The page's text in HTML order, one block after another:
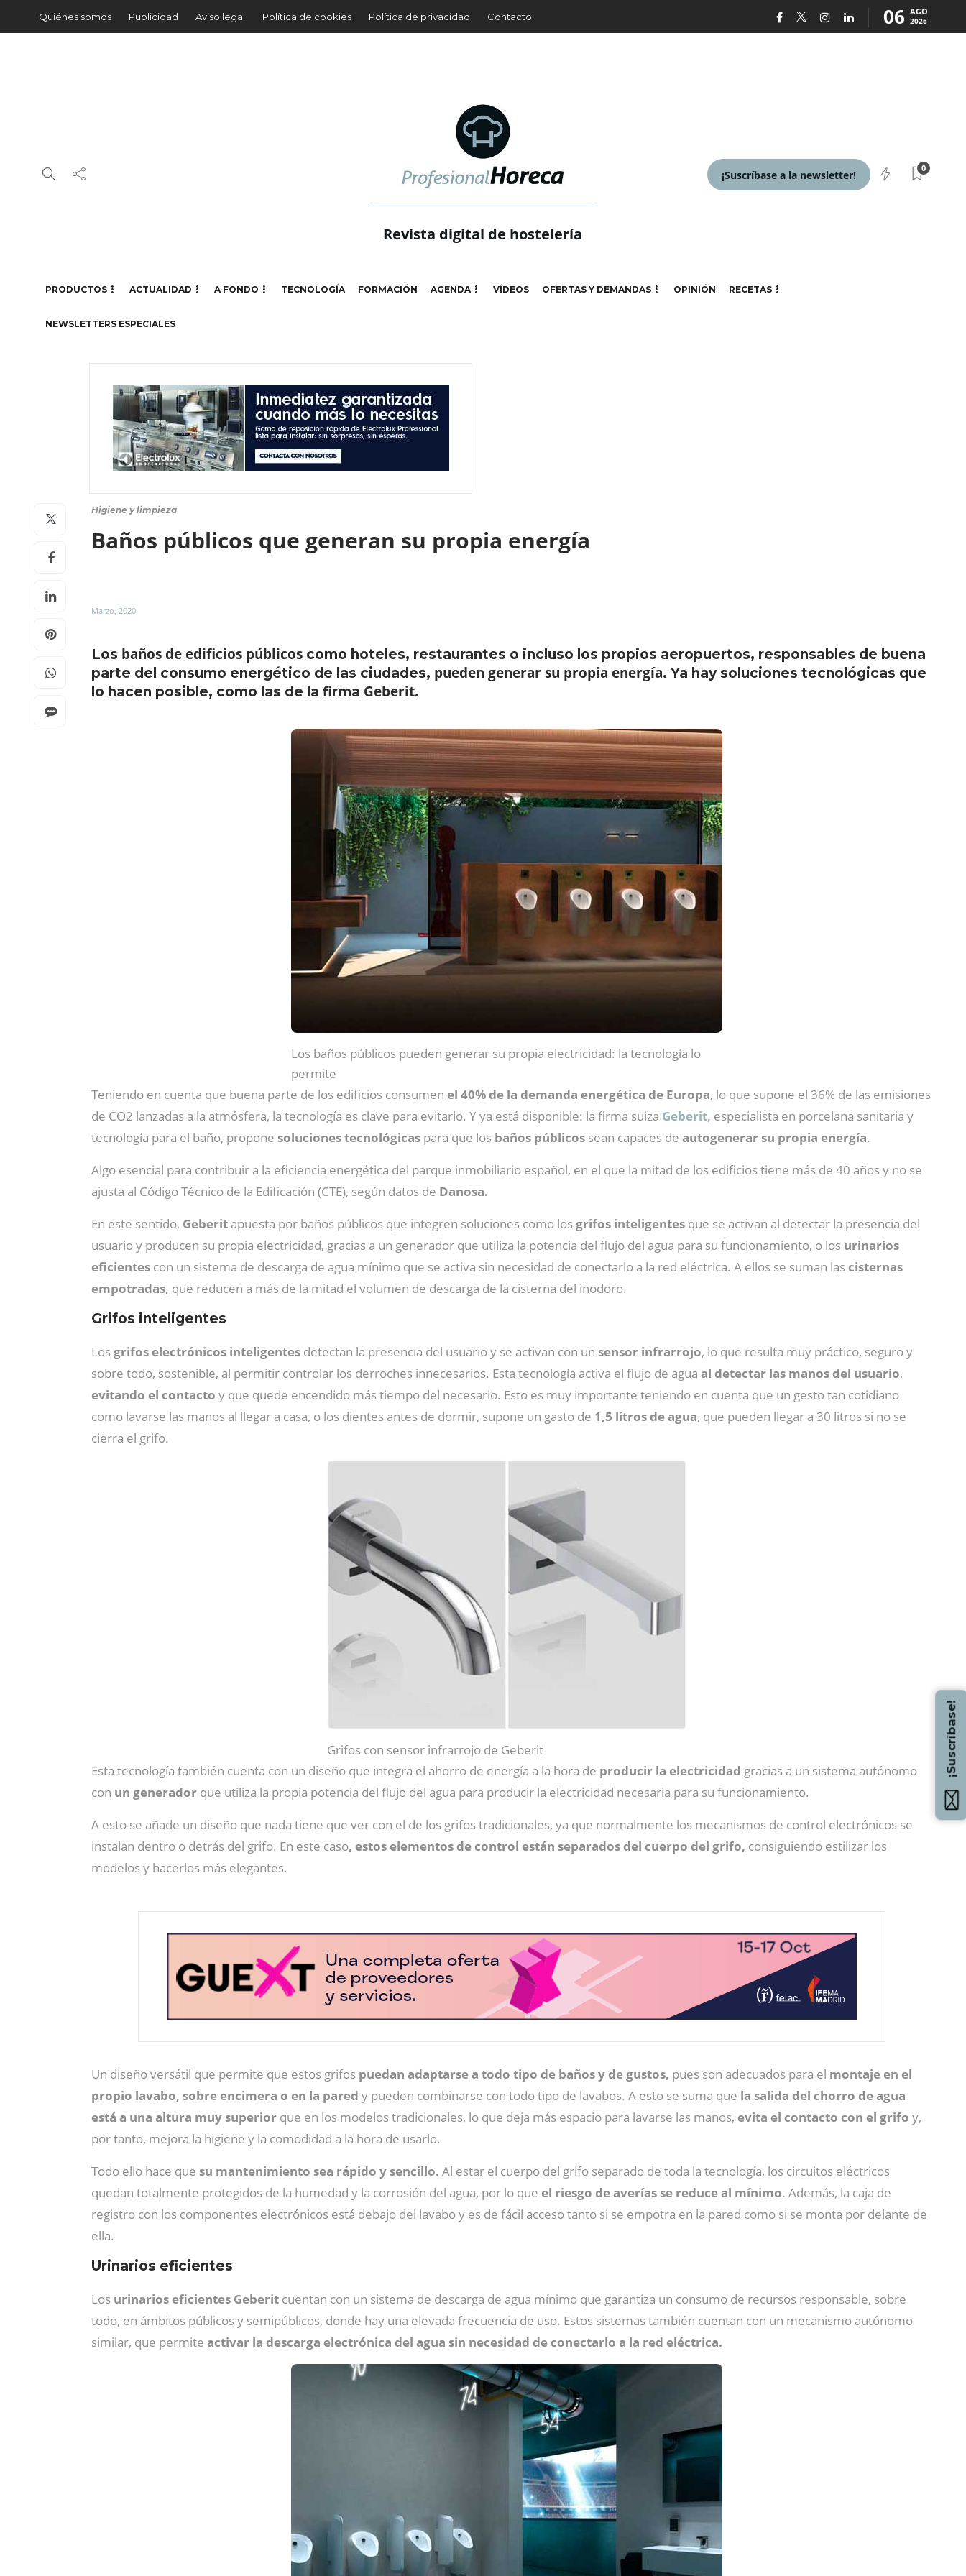
Quiénes somos Publicidad Aviso legal Política de cookies Política de privacidad Contacto 06 AGO
2026
Revista digital de hostelería
¡Suscríbase a la newsletter!
0
PRODUCTOS ACTUALIDAD A FONDO TECNOLOGÍA FORMACIÓN AGENDA VÍDEOS OFERTAS Y DEMANDAS OPINIÓN RECETAS
NEWSLETTERS ESPECIALES
Higiene y limpieza
Baños públicos que generan su propia energía
Marzo, 2020
Los baños de edificios públicos como hoteles, restaurantes o incluso los propios aeropuertos, responsables de buena
parte del consumo energético de las ciudades, pueden generar su propia energía. Ya hay soluciones tecnológicas que
lo hacen posible, como las de la firma Geberit.
Los baños públicos pueden generar su propia electricidad: la tecnología lo
permite
Teniendo en cuenta que buena parte de los edificios consumen el 40% de la demanda energética de Europa, lo que supone el 36% de las emisiones
de CO2 lanzadas a la atmósfera, la tecnología es clave para evitarlo. Y ya está disponible: la firma suiza Geberit, especialista en porcelana sanitaria y
tecnología para el baño, propone soluciones tecnológicas para que los baños públicos sean capaces de autogenerar su propia energía.
Algo esencial para contribuir a la eficiencia energética del parque inmobiliario español, en el que la mitad de los edificios tiene más de 40 años y no se
ajusta al Código Técnico de la Edificación (CTE), según datos de Danosa.
En este sentido, Geberit apuesta por baños públicos que integren soluciones como los grifos inteligentes que se activan al detectar la presencia del
usuario y producen su propia electricidad, gracias a un generador que utiliza la potencia del flujo del agua para su funcionamiento, o los urinarios
eficientes con un sistema de descarga de agua mínimo que se activa sin necesidad de conectarlo a la red eléctrica. A ellos se suman lascisternas
empotradas, que reducen a más de la mitad el volumen de descarga de la cisterna del inodoro.
Grifos inteligentes
Los grifos electrónicos inteligentes detectan la presencia del usuario y se activan con un sensor infrarrojo, lo que resulta muy práctico, seguro y
sobre todo, sostenible, al permitir controlar los derroches innecesarios. Esta tecnología activa el flujo de agua al detectar las manos del usuario,
evitando el contacto y que quede encendido más tiempo del necesario. Esto es muy importante teniendo en cuenta que un gesto tan cotidiano
como lavarse las manos al llegar a casa, o los dientes antes de dormir, supone un gasto de 1,5 litros de agua, que pueden llegar a 30 litros si no se
cierra el grifo.
Grifos con sensor infrarrojo de Geberit
Esta tecnología también cuenta con un diseño que integra el ahorro de energía a la hora de producir la electricidad gracias a un sistema autónomo
con un generador que utiliza la propia potencia del flujo del agua para producir la electricidad necesaria para su funcionamiento.
A esto se añade un diseño que nada tiene que ver con el de los grifos tradicionales, ya que normalmente los mecanismos de control electrónicos se
instalan dentro o detrás del grifo. En este caso, estos elementos de control están separados del cuerpo del grifo, consiguiendo estilizar los
modelos y hacerlos más elegantes.
Un diseño versátil que permite que estos grifos puedan adaptarse a todo tipo de baños y de gustos, pues son adecuados para el montaje en el
propio lavabo, sobre encimera o en la pared y pueden combinarse con todo tipo de lavabos. A esto se suma que la salida del chorro de agua
está a una altura muy superior que en los modelos tradicionales, lo que deja más espacio para lavarse las manos, evita el contacto con el grifo y,
por tanto, mejora la higiene y la comodidad a la hora de usarlo.
Todo ello hace que su mantenimiento sea rápido y sencillo. Al estar el cuerpo del grifo separado de toda la tecnología, los circuitos eléctricos
quedan totalmente protegidos de la humedad y la corrosión del agua, por lo que el riesgo de averías se reduce al mínimo. Además, la caja de
registro con los componentes electrónicos está debajo del lavabo y es de fácil acceso tanto si se empotra en la pared como si se monta por delante de
ella.
Urinarios eficientes
Los urinarios eficientes Geberit cuentan con un sistema de descarga de agua mínimo que garantiza un consumo de recursos responsable, sobre
todo, en ámbitos públicos y semipúblicos, donde hay una elevada frecuencia de uso. Estos sistemas también cuentan con un mecanismo autónomo
similar, que permite activar la descarga electrónica del agua sin necesidad de conectarlo a la red eléctrica.
¡Suscríbase!